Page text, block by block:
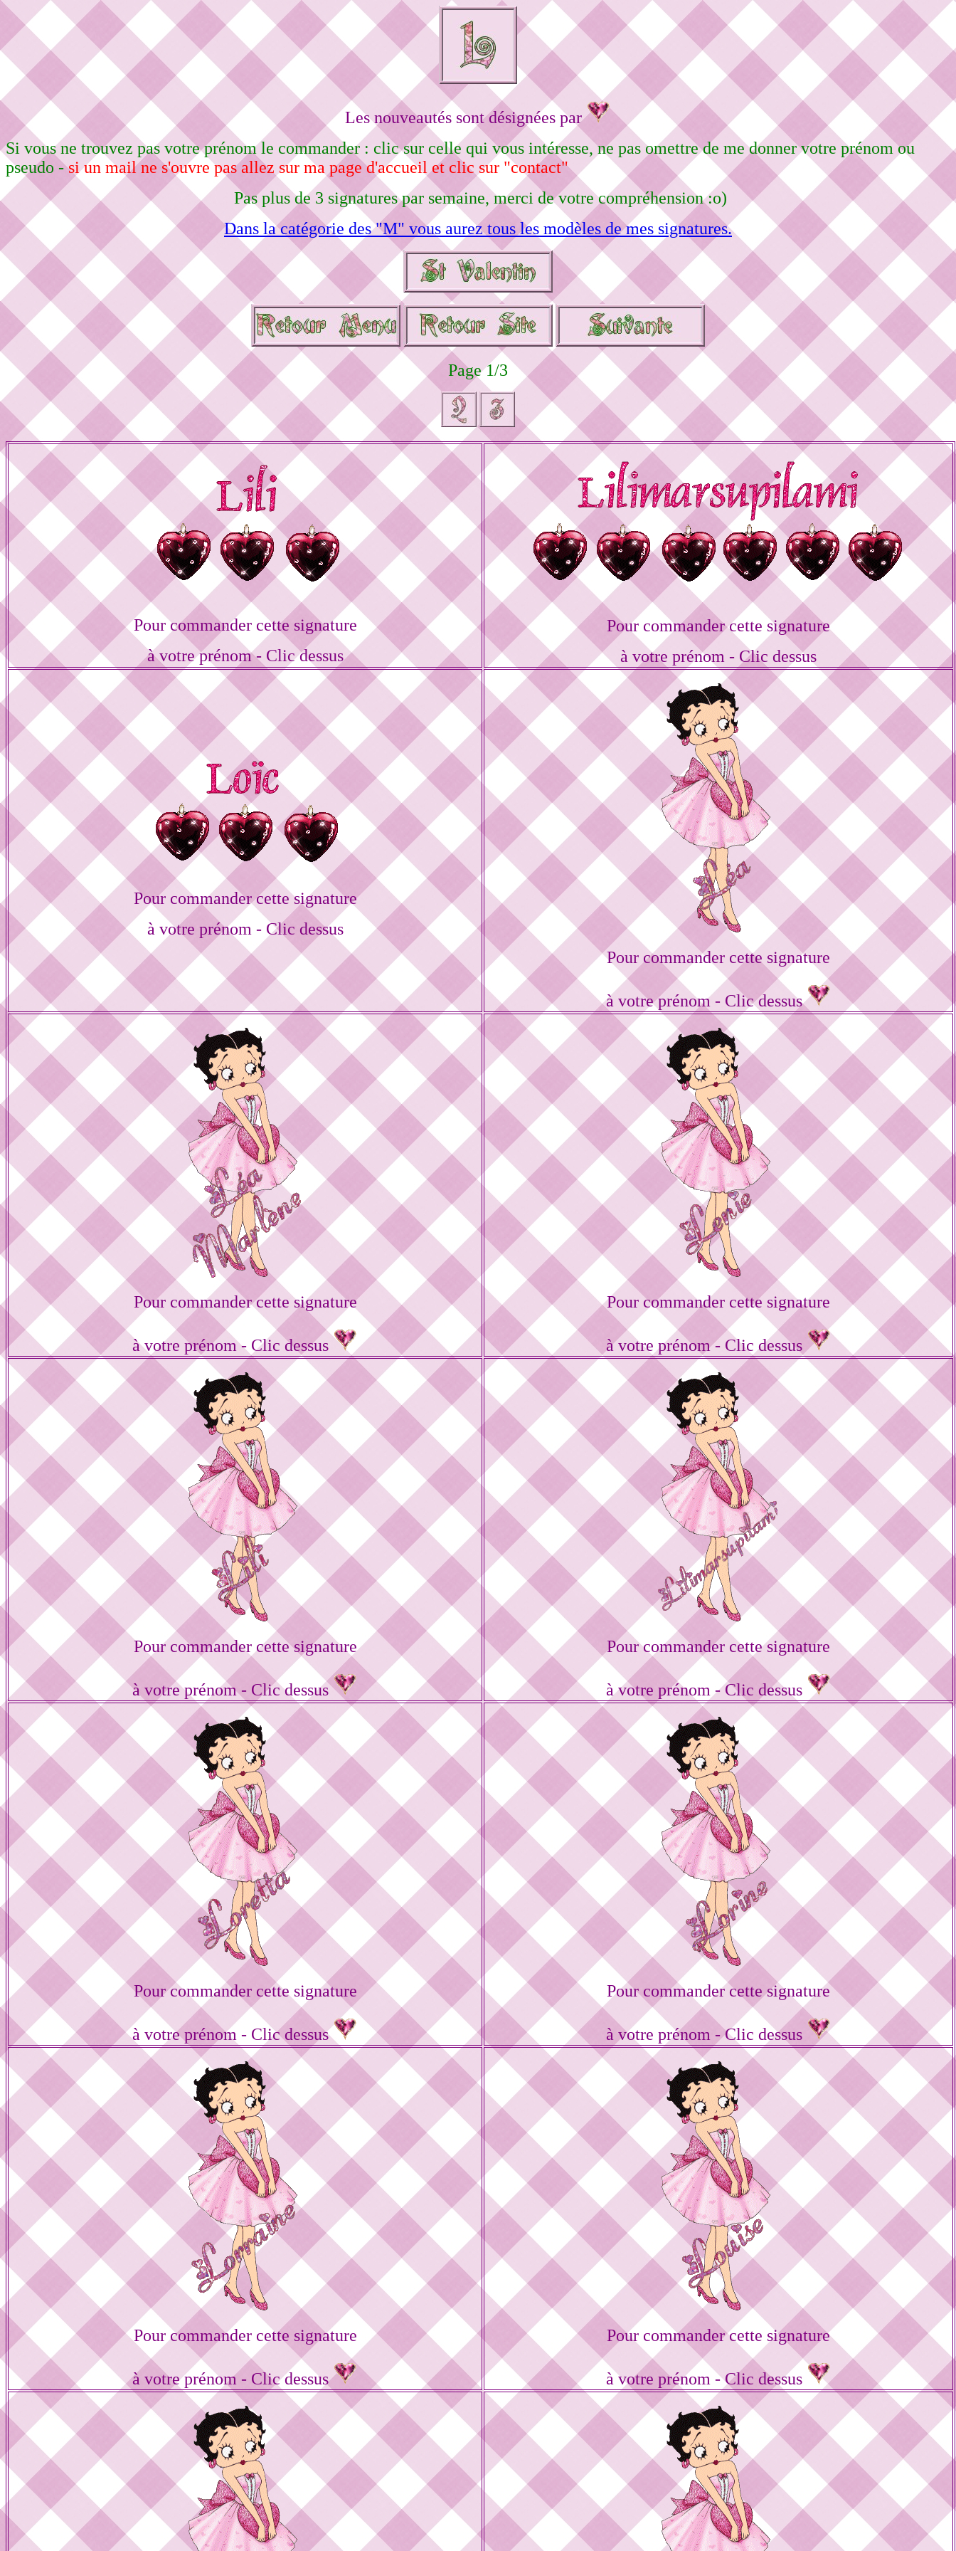
Les nouveautés sont désignées par
Si vous ne trouvez pas votre prénom le commander : clic sur celle qui vous intéresse, ne pas omettre de me donner votre prénom ou
pseudo -si un mail ne s'ouvre pas allez sur ma page d'accueil et clic sur "contact"
Pas plus de 3 signatures par semaine, merci de votre compréhension :o)
Dans la catégorie des "M" vous aurez tous les modèles de mes signatures.
Page 1/3
Pour commander cette signature
à votre prénom - Clic dessus
Pour commander cette signature
à votre prénom - Clic dessus
Pour commander cette signature
à votre prénom - Clic dessus
Pour commander cette signature
à votre prénom - Clic dessus
Pour commander cette signature
à votre prénom - Clic dessus
Pour commander cette signature
à votre prénom - Clic dessus
Pour commander cette signature
à votre prénom - Clic dessus
Pour commander cette signature
à votre prénom - Clic dessus
Pour commander cette signature
à votre prénom - Clic dessus
Pour commander cette signature
à votre prénom - Clic dessus
Pour commander cette signature
à votre prénom - Clic dessus
Pour commander cette signature
à votre prénom - Clic dessus